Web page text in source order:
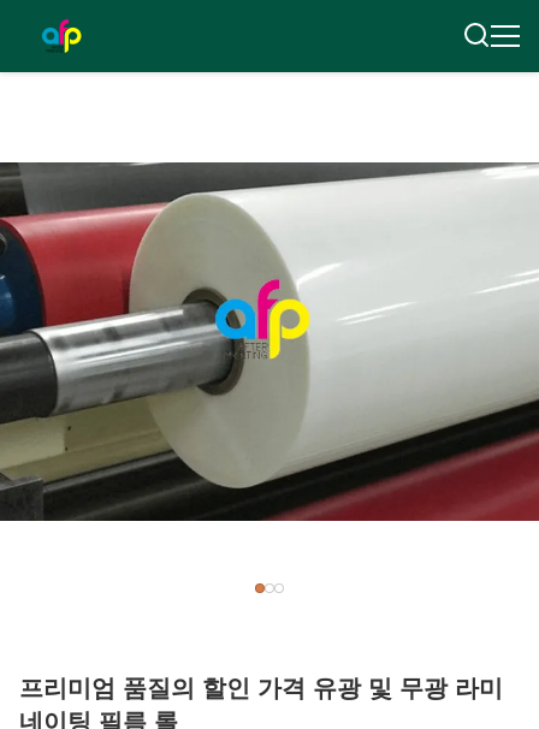
프리미엄 품질의 할인 가격 유광 및 무광 라미
네이팅 필름 롤